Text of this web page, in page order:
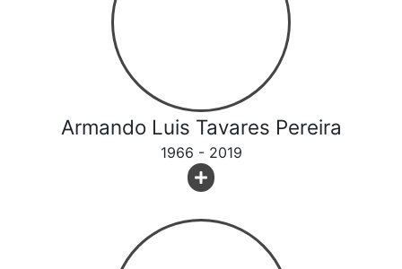
Armando Luis Tavares Pereira
1966 - 2019